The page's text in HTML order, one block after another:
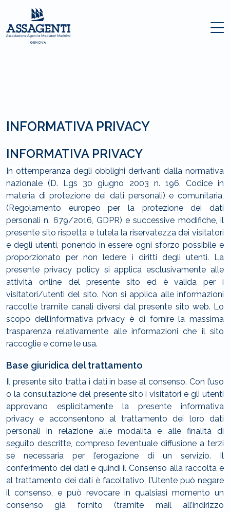
INFORMATIVA PRIVACY
INFORMATIVA PRIVACY
In ottemperanza degli obblighi derivanti dalla normativa
nazionale (D. Lgs 30 giugno 2003 n. 196, Codice in
materia di protezione dei dati personali) e comunitaria,
(Regolamento europeo per la protezione dei dati
personali n. 679/2016, GDPR) e successive modifiche, il
presente sito rispetta e tutela la riservatezza dei visitatori
e degli utenti, ponendo in essere ogni sforzo possibile e
proporzionato per non ledere i diritti degli utenti. La
presente privacy policy si applica esclusivamente alle
attività online del presente sito ed è valida per i
visitatori/utenti del sito. Non si applica alle informazioni
raccolte tramite canali diversi dal presente sito web. Lo
scopo dell’informativa privacy è di fornire la massima
trasparenza relativamente alle informazioni che il sito
raccoglie e come le usa.
Base giuridica del trattamento
Il presente sito tratta i dati in base al consenso. Con l’uso
o la consultazione del presente sito i visitatori e gli utenti
approvano esplicitamente la presente informativa
privacy e acconsentono al trattamento dei loro dati
personali in relazione alle modalità e alle finalità di
seguito descritte, compreso l’eventuale diffusione a terzi
se necessaria per l’erogazione di un servizio. Il
conferimento dei dati e quindi il Consenso alla raccolta e
al trattamento dei dati è facoltativo, l’Utente può negare
il consenso, e può revocare in qualsiasi momento un
consenso già fornito (tramite mail all’indirizzo